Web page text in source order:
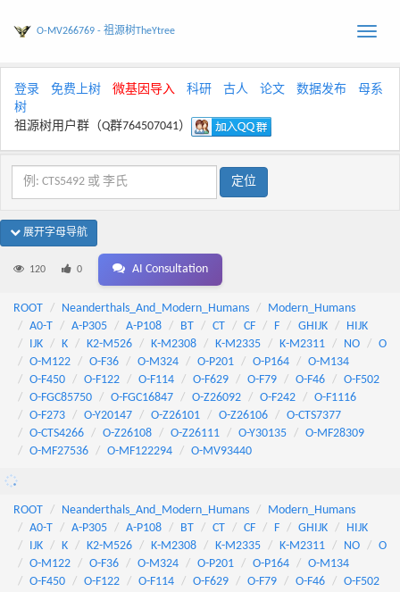
Toggle
O-MV266769 - 祖源树TheYtree
登录 免费上树 微基因导入 科研 古人 论文 数据发布
母系
树
祖源树用户群（Q群764507041）
展开字母导航
120 0 AI Consultation
ROOT Neanderthals_And_Modern_Humans
Modern_Humans
A0-T
A-P305 A-P108 BT CT CF F GHIJK
HIJK
IJK
K K2-M526 K-M2308 K-M2335 K-M2311 NO
O
O-M122
O-F36 O-M324 O-P201 O-P164
O-M134
O-F450
O-F122 O-F114 O-F629 O-F79 O-F46
O-F502
O-FGC85750
O-FGC16847 O-Z26092 O-F242
O-F1116
O-F273
O-Y20147 O-Z26101 O-Z26106
O-CTS7377
O-CTS4266
O-Z26108 O-Z26111 O-Y30135
O-MF28309
O-MF27536
O-MF122294 O-MV93440
ROOT Neanderthals_And_Modern_Humans
Modern_Humans
A0-T
A-P305 A-P108 BT CT CF F GHIJK
HIJK
IJK
K K2-M526 K-M2308 K-M2335 K-M2311 NO
O
O-M122
O-F36 O-M324 O-P201 O-P164
O-M134
O-F450
O-F122 O-F114 O-F629 O-F79 O-F46
O-F502